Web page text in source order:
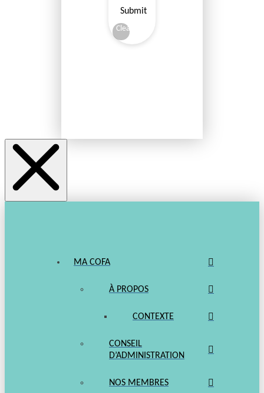
Submit
Clear
MA COFA
À PROPOS
CONTEXTE
CONSEIL
D’ADMINISTRATION
NOS MEMBRES